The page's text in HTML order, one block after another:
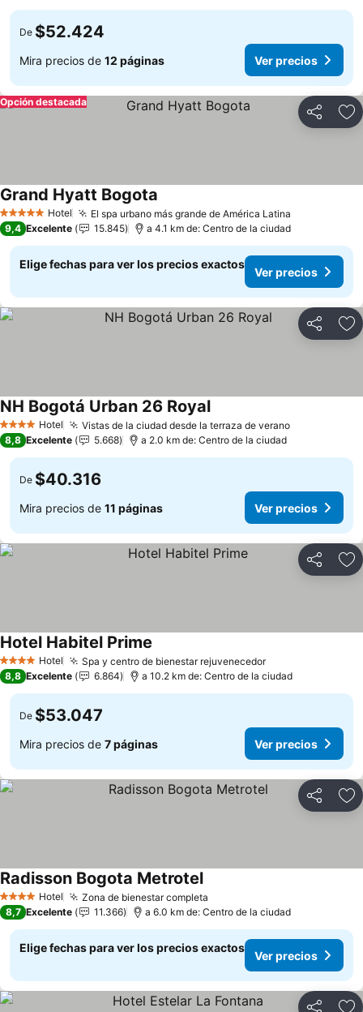
De $52.424
Mira precios de 12 páginas Ver precios
Compartir
Opción destacada
5 Estrellas Hotel El spa urbano más grande de América Latina
Grand Hyatt Bogota
9,4 Excelente 15.845 a 4.1 km de: Centro de la ciudad
Elige fechas para ver los precios exactos
Ver precios
Compartir
4 EstrellasHotel Vistas de la ciudad desde la terraza de veranoVer precios
NH Bogotá Urban 26 RoyalVer precios
8,8 Excelente 5.668 a 2.0 km de: Centro de la ciudad
De $40.316
Mira precios de 11 páginas Ver precios
Compartir
4 EstrellasHotel Spa y centro de bienestar rejuvenecedorVer precios
Hotel Habitel Prime
8,8 Excelente 6.864 a 10.2 km de: Centro de la ciudad
De $53.047
Mira precios de 7 páginas Ver precios
Compartir
4 EstrellasHotel Zona de bienestar completa
Radisson Bogota MetrotelVer precios
8,7 Excelente 11.366 a 6.0 km de: Centro de la ciudad
Elige fechas para ver los precios exactos
Ver precios